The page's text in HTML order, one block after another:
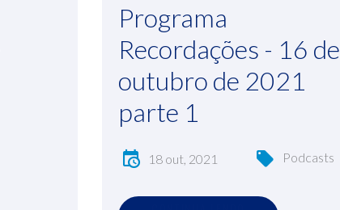
Programa
Recordações - 16 de
outubro de 2021
parte 1
18 out, 2021 Podcasts